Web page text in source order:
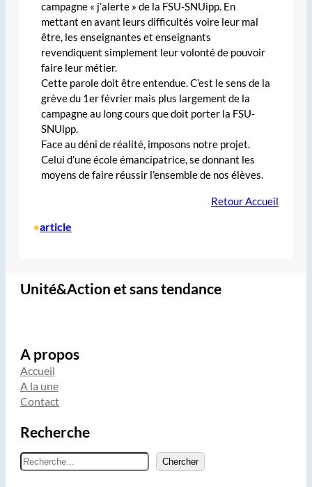
campagne « j’alerte » de la FSU-SNUipp. En
mettant en avant leurs difficultés voire leur mal
être, les enseignantes et enseignants
revendiquent simplement leur volonté de pouvoir
faire leur métier.
Cette parole doit être entendue. C’est le sens de la
grève du 1er février mais plus largement de la
campagne au long cours que doit porter la FSU-
SNUipp.
Face au déni de réalité, imposons notre projet.
Celui d’une école émancipatrice, se donnant les
moyens de faire réussir l’ensemble de nos élèves.
Retour Accueil
•article
Unité&Action et sans tendance
A propos
Accueil
A la une
Contact
Recherche
R
e
Chercher